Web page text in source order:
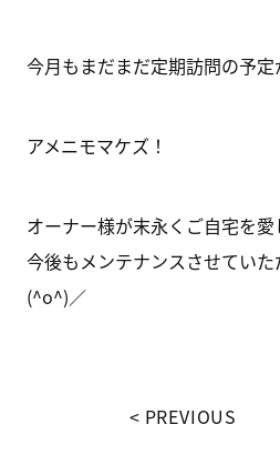
今月もまだまだ定期訪問の予定
アメニモマケズ！
オーナー様が末永くご自宅を愛
今後もメンテナンスさせてい
(^o^)／
PREVIOUS